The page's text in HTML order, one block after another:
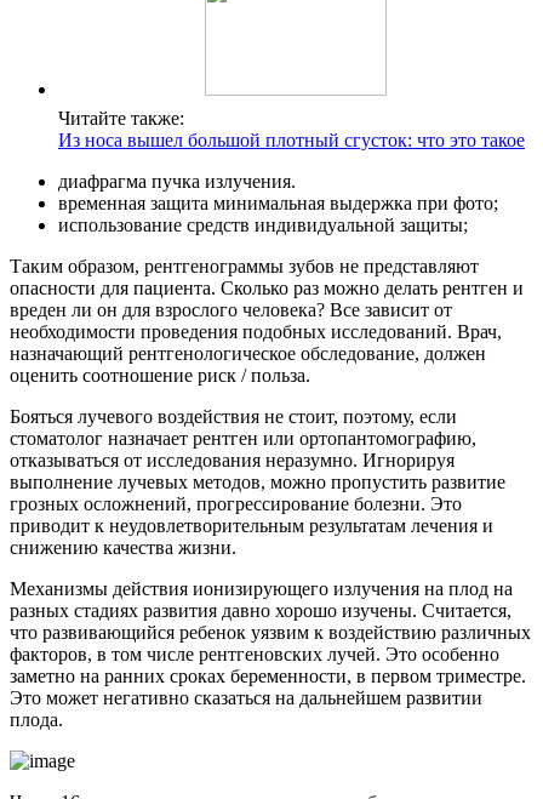
Читайте также:
Из носа вышел большой плотный сгусток: что это такое
диафрагма пучка излучения.
временная защита минимальная выдержка при фото;
использование средств индивидуальной защиты;
Таким образом, рентгенограммы зубов не представляют
опасности для пациента. Сколько раз можно делать рентген и
вреден ли он для взрослого человека? Все зависит от
необходимости проведения подобных исследований. Врач,
назначающий рентгенологическое обследование, должен
оценить соотношение риск / польза.
Бояться лучевого воздействия не стоит, поэтому, если
стоматолог назначает рентген или ортопантомографию,
отказываться от исследования неразумно. Игнорируя
выполнение лучевых методов, можно пропустить развитие
грозных осложнений, прогрессирование болезни. Это
приводит к неудовлетворительным результатам лечения и
снижению качества жизни.
Механизмы действия ионизирующего излучения на плод на
разных стадиях развития давно хорошо изучены. Считается,
что развивающийся ребенок уязвим к воздействию различных
факторов, в том числе рентгеновских лучей. Это особенно
заметно на ранних сроках беременности, в первом триместре.
Это может негативно сказаться на дальнейшем развитии
плода.